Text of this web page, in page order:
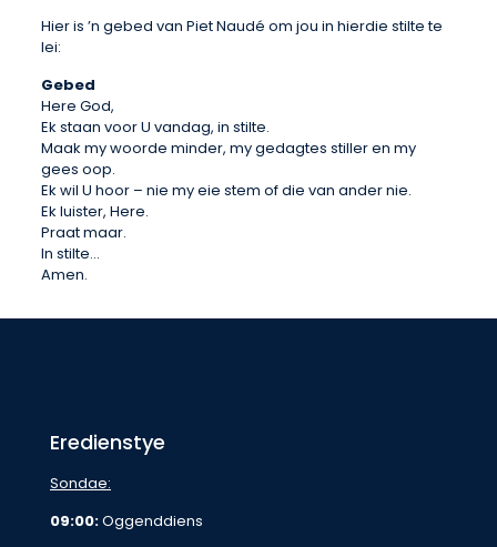
Hier is ’n gebed van Piet Naudé om jou in hierdie stilte te
lei:
Gebed
Here God,
Ek staan voor U vandag, in stilte.
Maak my woorde minder, my gedagtes stiller en my
gees oop.
Ek wil U hoor – nie my eie stem of die van ander nie.
Ek luister, Here.
Praat maar.
In stilte…
Amen.
Eredienstye
Sondae:
09:00:Oggenddiens